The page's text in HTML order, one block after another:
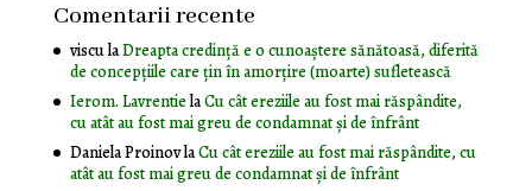
Comentarii recente
visculaDreapta credință e o cunoaștere sănătoasă, diferită
de concepțiile care țin în amorțire (moarte) sufletească
Ierom. LavrentielaCu cât ereziile au fost mai răspândite,
cu atât au fost mai greu de condamnat și de înfrânt
Daniela ProinovlaCu cât ereziile au fost mai răspândite, cu
atât au fost mai greu de condamnat și de înfrânt